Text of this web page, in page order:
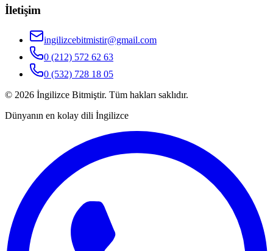
İletişim
ingilizcebitmistir@gmail.com
0 (212) 572 62 63
0 (532) 728 18 05
© 2026 İngilizce Bitmiştir. Tüm hakları saklıdır.
Dünyanın en kolay dili İngilizce